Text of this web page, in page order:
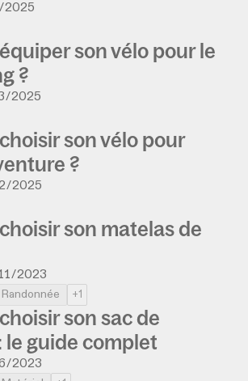
son vélo pour le
?
2025
son vélo pour
?
2025
son matelas de
2023
Randonnée +1
son sac de
le guide complet
2023